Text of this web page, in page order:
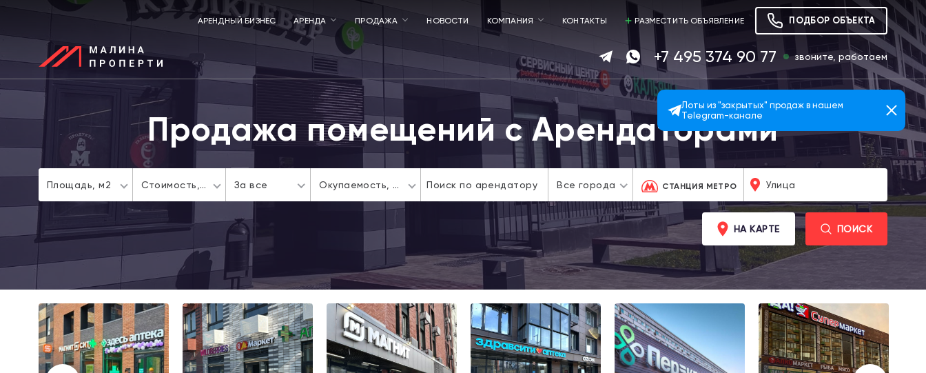
АРЕНДНЫЙ БИЗНЕС АРЕНДА ПРОДАЖА НОВОСТИ КОМПАНИЯ КОНТАКТЫ РАЗМЕСТИТЬ ОБЪЯВЛЕНИЕ ПОДБОР ОБЪЕКТА
+7 495 374 90 77 звоните, работаем
Продажа помещений с Арендаторами
Площадь, м2 Стоимость, За все Окупаемость, Все города СТАНЦИЯ МЕТРО
НА КАРТЕ ПОИСК
Лоты из "закрытых" продаж в нашем
Telegram-канале